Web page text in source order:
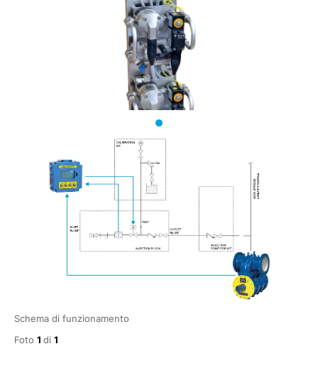
Schema di funzionamento
Foto 1 di 1